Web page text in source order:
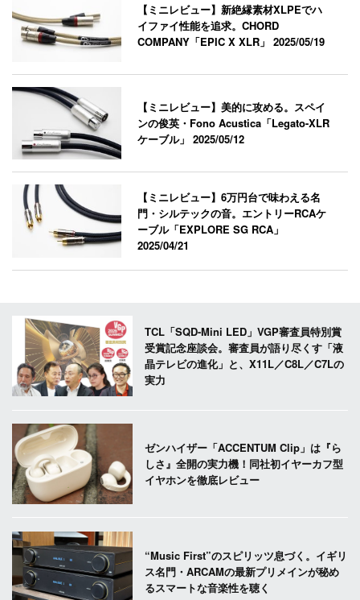
【ミニレビュー】新絶縁素材XLPEでハ
イファイ性能を追求。CHORD
COMPANY「EPIC X XLR」2025/05/19
【ミニレビュー】美的に攻める。スペイ
ンの俊英・Fono Acustica「Legato-XLR
ケーブル」2025/05/12
【ミニレビュー】6万円台で味わえる名
門・シルテックの音。エントリーRCAケ
ーブル「EXPLORE SG RCA」
2025/04/21
TCL「SQD-Mini LED」VGP審査員特別賞
受賞記念座談会。審査員が語り尽くす「液
晶テレビの進化」と、X11L／C8L／C7Lの
実力
ゼンハイザー「ACCENTUM Clip」は『ら
しさ』全開の実力機！同社初イヤーカフ型
イヤホンを徹底レビュー
“Music First”のスピリッツ息づく。イギリ
ス名門・ARCAMの最新プリメインが秘め
るスマートな音楽性を聴く